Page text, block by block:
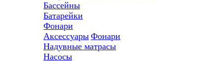
Бассейны
Батарейки
Фонари
Аксессуары Фонари
Надувные матрасы
Насосы